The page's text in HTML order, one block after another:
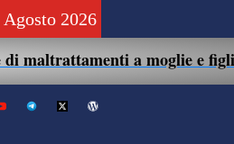
2026
a moglie e figlio: